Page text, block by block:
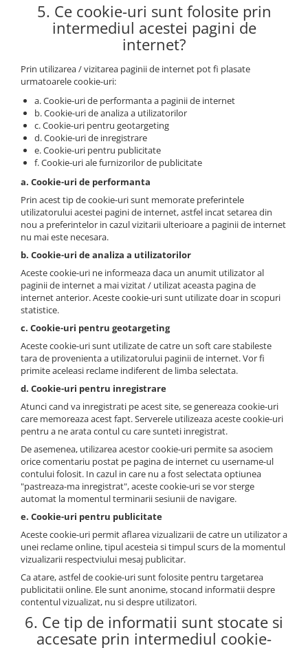
5. Ce cookie-uri sunt folosite prin
intermediul acestei pagini de
internet?
Prin utilizarea / vizitarea paginii de internet pot fi plasate
urmatoarele cookie-uri:
a. Cookie-uri de performanta a paginii de internet
b. Cookie-uri de analiza a utilizatorilor
c. Cookie-uri pentru geotargeting
d. Cookie-uri de inregistrare
e. Cookie-uri pentru publicitate
f. Cookie-uri ale furnizorilor de publicitate
a. Cookie-uri de performanta
Prin acest tip de cookie-uri sunt memorate preferintele
utilizatorului acestei pagini de internet, astfel incat setarea din
nou a preferintelor in cazul vizitarii ulterioare a paginii de internet
nu mai este necesara.
b. Cookie-uri de analiza a utilizatorilor
Aceste cookie-uri ne informeaza daca un anumit utilizator al
paginii de internet a mai vizitat / utilizat aceasta pagina de
internet anterior. Aceste cookie-uri sunt utilizate doar in scopuri
statistice.
c. Cookie-uri pentru geotargeting
Aceste cookie-uri sunt utilizate de catre un soft care stabileste
tara de provenienta a utilizatorului paginii de internet. Vor fi
primite aceleasi reclame indiferent de limba selectata.
d. Cookie-uri pentru inregistrare
Atunci cand va inregistrati pe acest site, se genereaza cookie-uri
care memoreaza acest fapt. Serverele utilizeaza aceste cookie-uri
pentru a ne arata contul cu care sunteti inregistrat.
De asemenea, utilizarea acestor cookie-uri permite sa asociem
orice comentariu postat pe pagina de internet cu username-ul
contului folosit. In cazul in care nu a fost selectata optiunea
"pastreaza-ma inregistrat", aceste cookie-uri se vor sterge
automat la momentul terminarii sesiunii de navigare.
e. Cookie-uri pentru publicitate
Aceste cookie-uri permit aflarea vizualizarii de catre un utilizator a
unei reclame online, tipul acesteia si timpul scurs de la momentul
vizualizarii respectviului mesaj publicitar.
Ca atare, astfel de cookie-uri sunt folosite pentru targetarea
publicitatii online. Ele sunt anonime, stocand informatii despre
contentul vizualizat, nu si despre utilizatori.
6. Ce tip de informatii sunt stocate si
accesate prin intermediul cookie-